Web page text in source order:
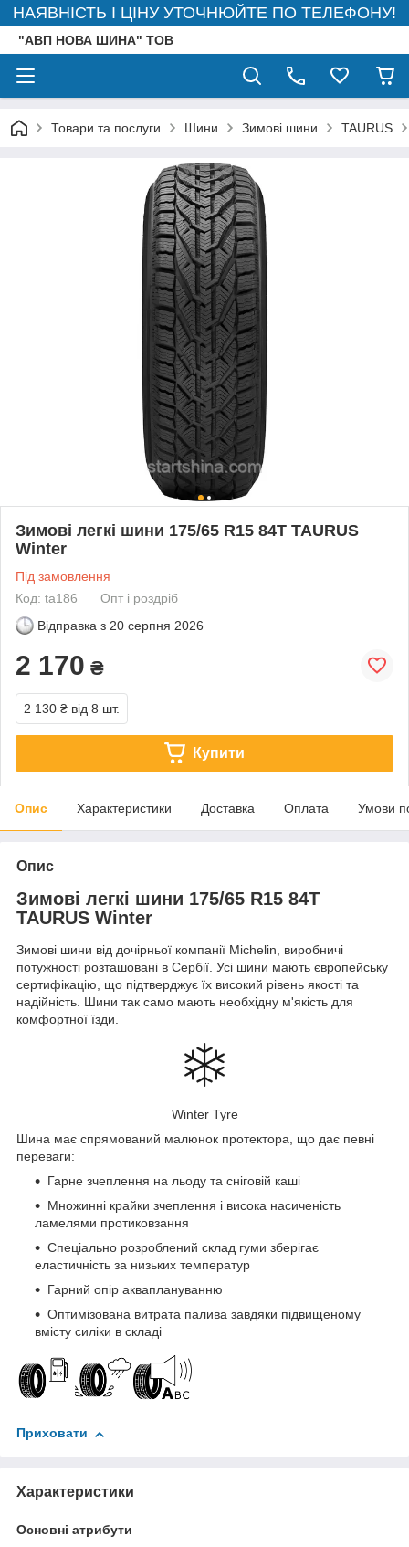
НАЯВНІСТЬ І ЦІНУ УТОЧНЮЙТЕ ПО ТЕЛЕФОНУ!
"АВП НОВА ШИНА" ТОВ
Товари та послуги Шини Зимові шини TAURUS
Зимові легкі шини 175/65 R15 84T TAURUS
Winter
Під замовлення
Код: ta186
Опт і роздріб
Відправка з 20 серпня 2026
2 170 ₴
2 130 ₴ від 8 шт.
Купити
Опис Характеристики Доставка Оплата Умови
Опис
Зимові легкі шини 175/65 R15 84T
TAURUS Winter
Зимові шини від дочірньої компанії Michelin, виробничі
потужності розташовані в Сербії. Усі шини мають європейську
сертифікацію, що підтверджує їх високий рівень якості та
надійність. Шини так само мають необхідну м'якість для
комфортної їзди.
Winter Tyre
Шина має спрямований малюнок протектора, що дає певні
переваги:
Гарне зчеплення на льоду та сніговій каші
Множинні крайки зчеплення і висока насиченість
ламелями протиковзання
Спеціально розроблений склад гуми зберігає
еластичність за низьких температур
Гарний опір акваплануванню
Оптимізована витрата палива завдяки підвищеному
вмісту силіки в складі
Приховати
Характеристики
Основні атрибути